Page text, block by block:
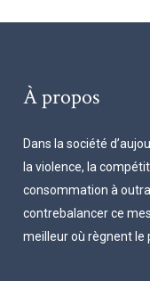
À propos
Dans la société
la violence, la
consommation à
contrebalancer ce
meilleur où règnent le